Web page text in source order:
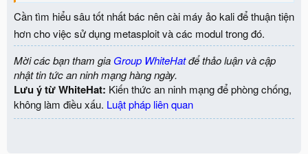
Cần tìm hiểu sâu tốt nhất bác nên cài máy ảo kali để thuận tiện
hơn cho việc sử dụng metasploit và các modul trong đó.
Mời các bạn tham gia Group WhiteHatđể thảo luận và cập
nhật tin tức an ninh mạng hàng ngày.
Lưu ý từ WhiteHat: Kiến thức an ninh mạng để phòng chống,
không làm điều xấu. Luật pháp liên quan